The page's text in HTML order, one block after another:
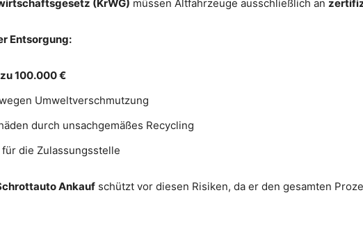
(KrWG) müssen Altfahrzeuge ausschließlich an
Entsorgung:
100.000 €
Umweltverschmutzung
durch unsachgemäßes Recycling
für die Zulassungsstelle
Ankauf schützt vor diesen Risiken, da er den gesamten